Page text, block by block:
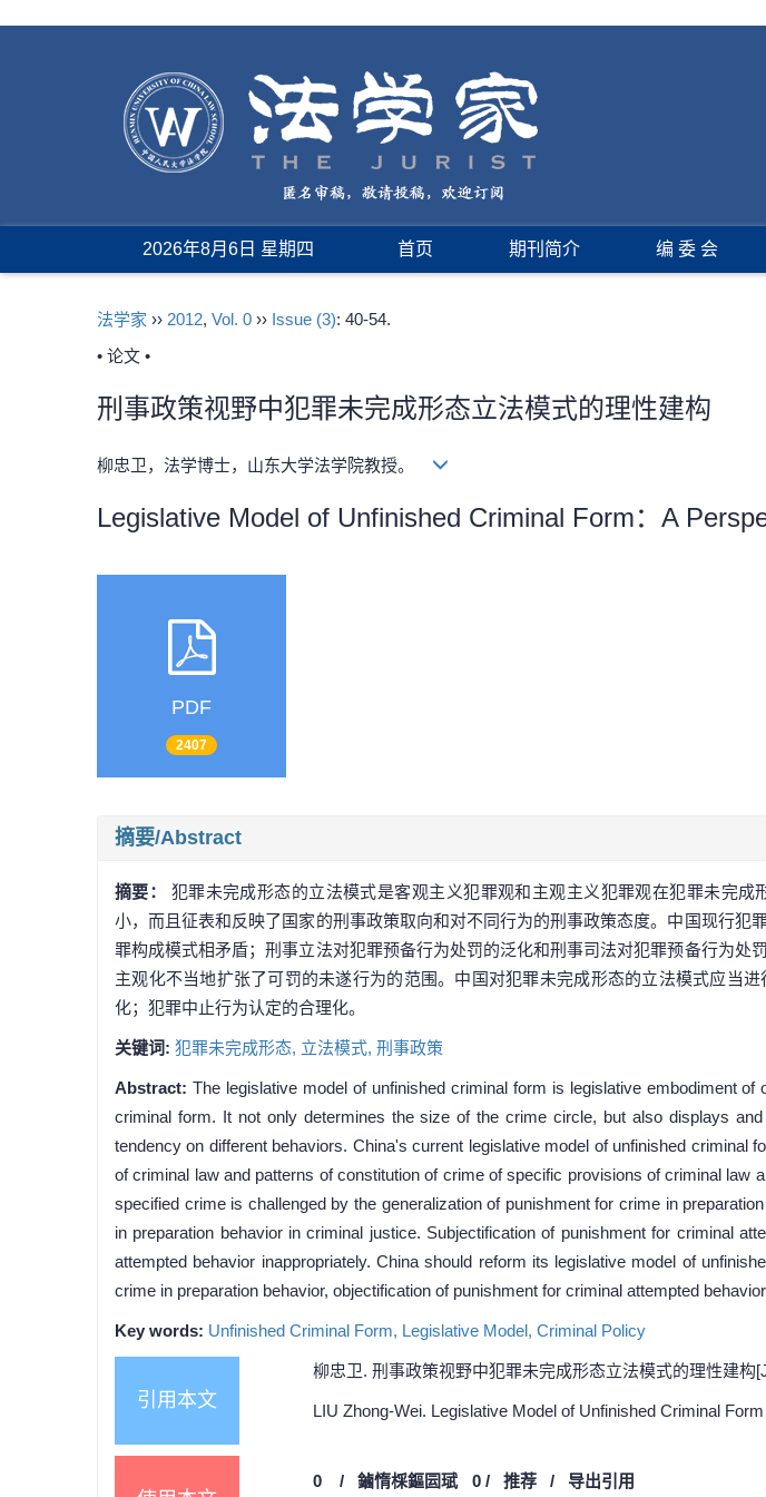
2026年8月6日 星期四 首页 期刊简介 编 委 会
法学家 ›› 2012, Vol. 0 ›› Issue (3): 40-54.
• 论文 •
刑事政策视野中犯罪未完成形态立法模式的理性建构
柳忠卫，法学博士，山东大学法学院教授。
Legislative Model of Unfinished Criminal Form：A
PDF
2407
摘要/Abstract
摘要： 犯罪未完成形态的立法模式是客观主义犯罪观和主观主义犯罪观在犯罪未完
小，而且征表和反映了国家的刑事政策取向和对不同行为的刑事政策态度。中国现行
罪构成模式相矛盾；刑事立法对犯罪预备行为处罚的泛化和刑事司法对犯罪预备行为
主观化不当地扩张了可罚的未遂行为的范围。中国对犯罪未完成形态的立法模式应当
化；犯罪中止行为认定的合理化。
关键词: 犯罪未完成形态, 立法模式, 刑事政策
Abstract: The legislative model of unfinished criminal form is legislative embodiment
criminal form. It not only determines the size of the crime circle, but also displays
tendency on different behaviors. China's current legislative model of unfinished criminal
of criminal law and patterns of constitution of crime of specific provisions of criminal law
specified crime is challenged by the generalization of punishment for crime in
in preparation behavior in criminal justice. Subjectification of punishment for criminal
attempted behavior inappropriately. China should reform its legislative model of
crime in preparation behavior, objectification of punishment for criminal attempted
Key words: Unfinished Criminal Form, Legislative Model, Criminal Policy
引用本文
柳忠卫. 刑事政策视野中犯罪未完成形态立法模式的理性建构
LIU Zhong-Wei. Legislative Model of Unfinished Criminal
0 / 鏀惰棌鏂囩珷 0/ 推荐 / 导出引用